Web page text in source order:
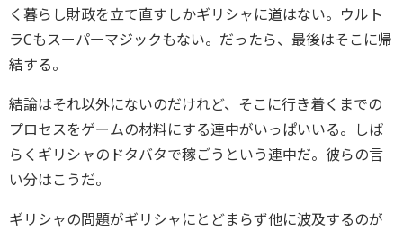
く暮らし財政を立て直すしかギリシャに道はない。ウルト
ラCもスーパーマジックもない。だったら、最後はそこに帰
結する。
結論はそれ以外にないのだけれど、そこに行き着くまでの
プロセスをゲームの材料にする連中がいっぱいいる。しば
らくギリシャのドタバタで稼ごうという連中だ。彼らの言
い分はこうだ。
ギリシャの問題がギリシャにとどまらず他に波及するのが